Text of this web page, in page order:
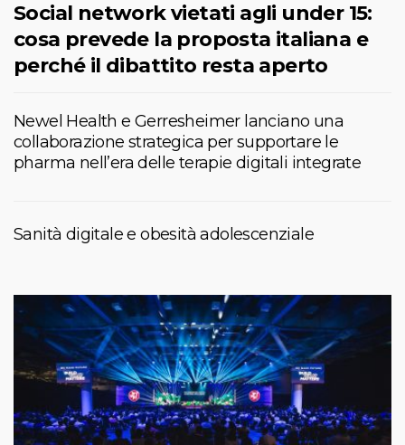
Social network vietati agli under 15:
cosa prevede la proposta italiana e
perché il dibattito resta aperto
Newel Health e Gerresheimer lanciano una
collaborazione strategica per supportare le
pharma nell’era delle terapie digitali integrate
Sanità digitale e obesità adolescenziale